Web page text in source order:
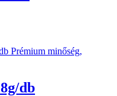
db